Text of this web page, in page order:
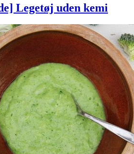
Legetøj uden kemi